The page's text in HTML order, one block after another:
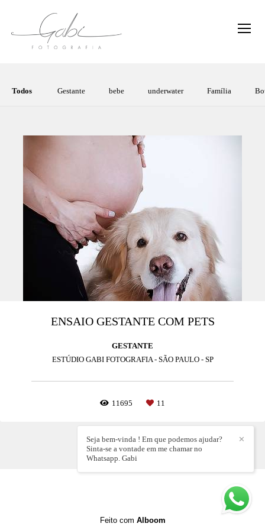
Todos Gestante bebe underwater Família
ENSAIO GESTANTE COM PETS
GESTANTE
ESTÚDIO GABI FOTOGRAFIA - SÃO PAULO - SP
11695 11
✕
Seja bem-vinda ! Em que podemos ajudar?
Sinta-se a vontade em me chamar no
Whatsapp. Gabi
Feito com Alboom